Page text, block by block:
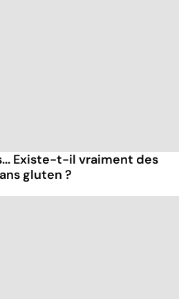
Existe-t-il vraiment des
gluten ?